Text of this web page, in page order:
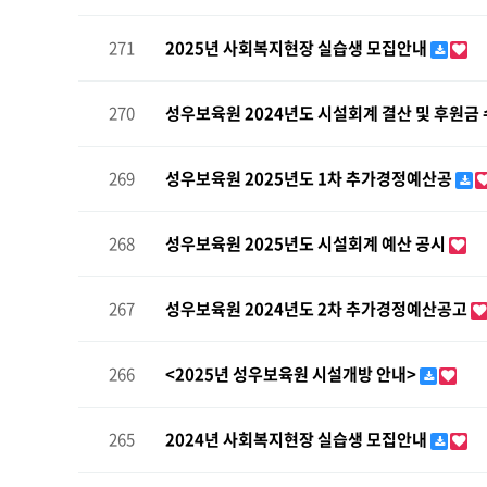
271 2025년 사회복지현장 실습생 모집안내
270 성우보육원 2024년도 시설회계 결산 및 후원금
269 성우보육원 2025년도 1차 추가경정예산공
268 성우보육원 2025년도 시설회계 예산 공시
267 성우보육원 2024년도 2차 추가경정예산공고
266 <2025년 성우보육원 시설개방 안내>
265 2024년 사회복지현장 실습생 모집안내